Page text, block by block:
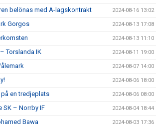
belönas med A-lagskontrakt 2024-08-16 13:02
Gorgos 2024-08-13 17:08
2024-08-13 11:10
Torslanda IK 2024-08-11 19:00
2024-08-07 14:00
2024-08-06 18:00
en tredjeplats 2024-08-06 08:00
SK – Norrby IF 2024-08-04 18:44
Bawa 2024-08-03 17:36